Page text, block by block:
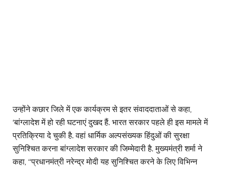
उन्होंने कछार जिले में एक कार्यक्रम से इतर संवाददाताओं से कहा,
‘बांग्लादेश में हो रही घटनाएं दुखद हैं. भारत सरकार पहले ही इस मामले में
प्रतिक्रिया दे चुकी है. वहां धार्मिक अल्पसंख्यक हिंदुओं की सुरक्षा
सुनिश्चित करना बांग्लादेश सरकार की जिम्मेदारी है. मुख्यमंत्री शर्मा ने
कहा, ‘‘प्रधानमंत्री नरेन्द्र मोदी यह सुनिश्चित करने के लिए विभिन्न